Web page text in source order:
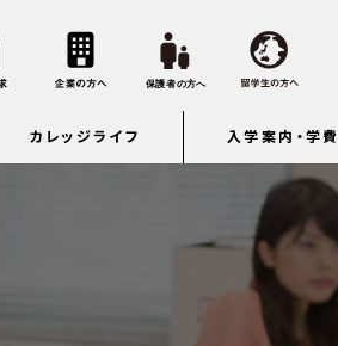
カレッジライフ 入学案内・学費